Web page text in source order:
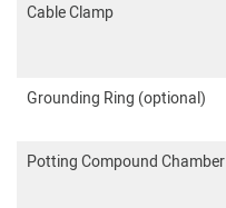
Cable Clamp
Grounding Ring (optional)
Potting Compound Chamber